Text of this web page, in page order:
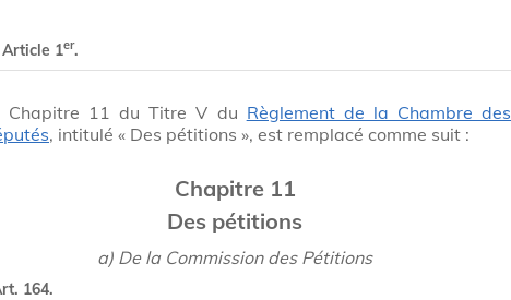
Article 1er.
Chapitre 11 du Titre V du Règlement de la Chambre des
, intitulé « Des pétitions », est remplacé comme suit :
Chapitre 11
Des pétitions
a) De la Commission des Pétitions
164.